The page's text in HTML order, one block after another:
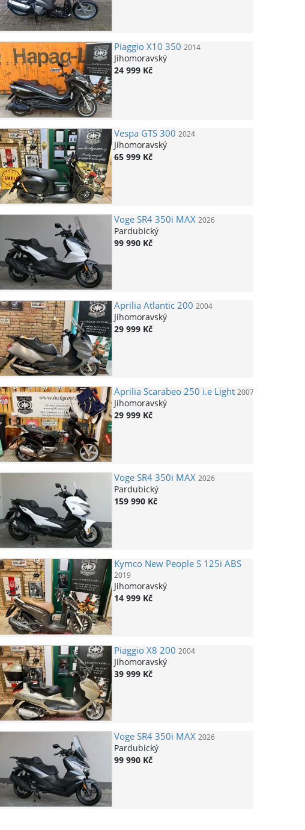
PiaggioX10 350 2014
Jihomoravský
24 999 Kč
Vespa GTS 300 2024
Jihomoravský
65 999 Kč
VogeSR4 350i MAX 2026
Pardubický
99 990 Kč
ApriliaAtlantic 200 2004
Jihomoravský
29 999 Kč
ApriliaScarabeo 250 i.e Light 2007
Jihomoravský
29 999 Kč
VogeSR4 350i MAX 2026
Pardubický
159 990 Kč
Kymco New People S 125i ABS
2019
Jihomoravský
14 999 Kč
PiaggioX8 200 2004
Jihomoravský
39 999 Kč
VogeSR4 350i MAX 2026
Pardubický
99 990 Kč